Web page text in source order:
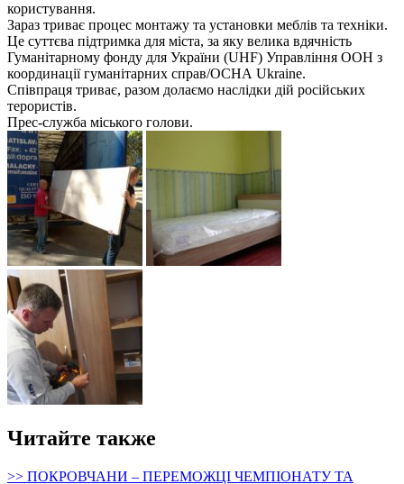
користування.
Зараз триває процес монтажу та установки меблів та техніки.
Це суттєва підтримка для міста, за яку велика вдячність
Гуманітарному фонду для України (UHF) Управління ООН з
координації гуманітарних справ/ОСНА Ukraine.
Співпраця триває, разом долаємо наслідки дій російських
терористів.
Прес-служба міського голови.
Читайте также
>> ПОКРОВЧАНИ – ПЕРЕМОЖЦІ ЧЕМПІОНАТУ ТА